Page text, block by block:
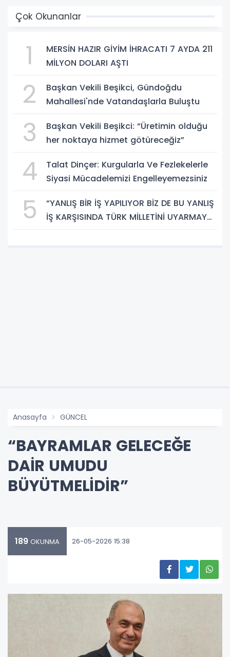
Çok Okunanlar
1
MERSİN HAZIR GİYİM İHRACATI 7 AYDA 211
MİLYON DOLARI AŞTI
2
Başkan Vekili Beşikci, Gündoğdu
Mahallesi'nde Vatandaşlarla Buluştu
3
Başkan Vekili Beşikci: “Üretimin olduğu
her noktaya hizmet götüreceğiz”
4
Talat Dinçer: Kurgularla Ve Fezlekelerle
Siyasi Mücadelemizi Engelleyemezsiniz
5
“YANLIŞ BİR İŞ YAPILIYOR BİZ DE BU YANLIŞ
İŞ KARŞISINDA TÜRK MİLLETİNİ UYARMAYA
Anasayfa GÜNCEL
“BAYRAMLAR GELECEĞE
DAİR UMUDU
BÜYÜTMELİDİR”
189 OKUNMA 26-05-2026 15:38